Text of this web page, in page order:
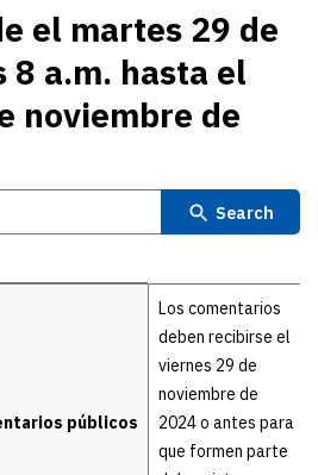
el martes 29 de
8 a.m. hasta el
noviembre de
Search
públicos
Los comentarios
deben recibirse el
viernes 29 de
noviembre de
2024 o antes para
que formen parte